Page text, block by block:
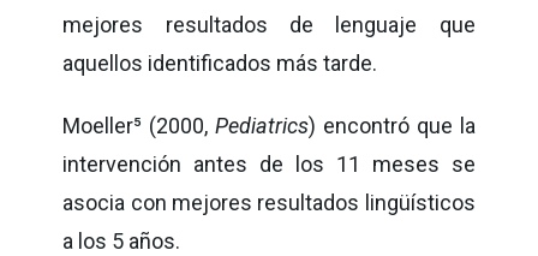
mejores resultados de lenguaje que
aquellos identificados más tarde.
Moeller⁵ (2000,Pediatrics) encontró que la
intervención antes de los 11 meses se
asocia con mejores resultados lingüísticos
a los 5 años.